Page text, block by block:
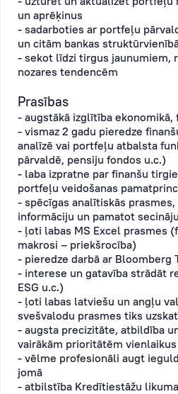
un aprēķinus
- sadarboties ar portfeļu
un citām bankas
- sekot līdzi tirgus jaunumiem,
nozares tendencēm
Prasības
- augstākā izglītība ekonomikā,
- vismaz 2 gadu pieredze
analīzē vai portfeļu atbalsta
pārvaldē, pensiju fondos u.c.)
- laba izpratne par finanšu
portfeļu veidošanas
- spēcīgas analītiskās
informāciju un pamatot
- ļoti labas MS Excel prasmes
makrosi – priekšrocība)
- pieredze darbā ar Bloomberg
- interese un gatavība strādāt
ESG u.c.)
- ļoti labas latviešu un angļu
svešvalodu prasmes tiks
- augsta precizitāte, atbildība
vairākām prioritātēm vienlaikus
- vēlme profesionāli augt
jomā
- atbilstība Kredītiestāžu